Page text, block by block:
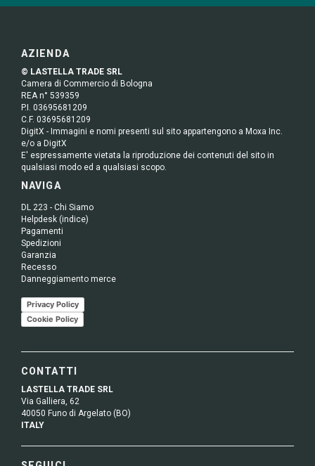
AZIENDA
© LASTELLA TRADE SRL
Camera di Commercio di Bologna
REA n° 539359
P.I. 03695681209
C.F. 03695681209
DigitX - Immagini e nomi presenti sul sito appartengono a Moxa Inc.
e/o a DigitX
E' espressamente vietata la riproduzione dei contenuti del sito in
qualsiasi modo ed a qualsiasi scopo.
NAVIGA
DL 223 - Chi Siamo
Helpdesk (indice)
Pagamenti
Spedizioni
Garanzia
Recesso
Danneggiamento merce
Privacy Policy
Cookie Policy
CONTATTI
LASTELLA TRADE SRL
Via Galliera, 62
40050 Funo di Argelato (BO)
ITALY